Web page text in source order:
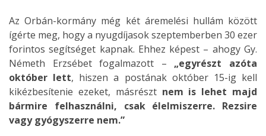
Az Orbán-kormány még két áremelési hullám között
ígérte meg, hogy a nyugdíjasok szeptemberben 30 ezer
forintos segítséget kapnak. Ehhez képest – ahogy Gy.
Németh Erzsébet fogalmazott – „egyrészt azóta
október lett, hiszen a postának október 15-ig kell
kikézbesítenie ezeket, másrészt nem is lehet majd
bármire felhasználni, csak élelmiszerre. Rezsire
vagy gyógyszerre nem.”